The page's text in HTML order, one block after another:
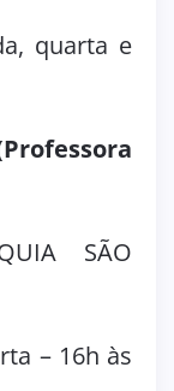
quarta e
SÃO
– 16h às